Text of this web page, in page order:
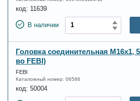
код: 11639
В наличии
Головка соединительная М16x1,
во FEBI)
FEBI
Каталожный номер: 06586
код: 50004